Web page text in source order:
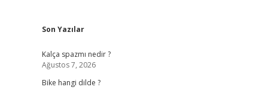
Sidebar
Son Yazılar
Kalça spazmı nedir ?
Ağustos 7, 2026
Bike hangi dilde ?